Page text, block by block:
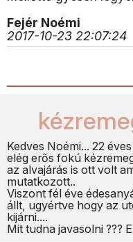
Fejér Noémi
2017-10-23 22:07:24
Kedves Noémi... 22
elég erős fokú
az alvajárás is ott volt
mutatkozott..
Viszont fél éve
állt, ugyértve hogy az
kijárni....
Mit tudna javasolni ???